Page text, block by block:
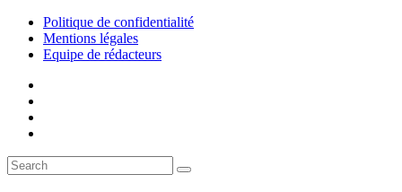
Politique de confidentialité
Mentions légales
Equipe de rédacteurs